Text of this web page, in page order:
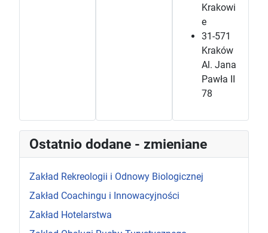
Krakowi
e
31-571
Kraków
Al. Jana
Pawła II
78
Ostatnio dodane - zmieniane
Zakład Rekreologii i Odnowy Biologicznej
Zakład Coachingu i Innowacyjności
Zakład Hotelarstwa